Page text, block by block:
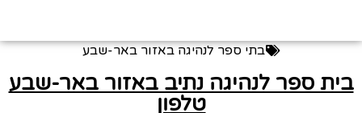
בתי ספר לנהיגה באזור באר-שבע
בית ספר לנהיגה נתיב באזור באר-שבע
טלפון